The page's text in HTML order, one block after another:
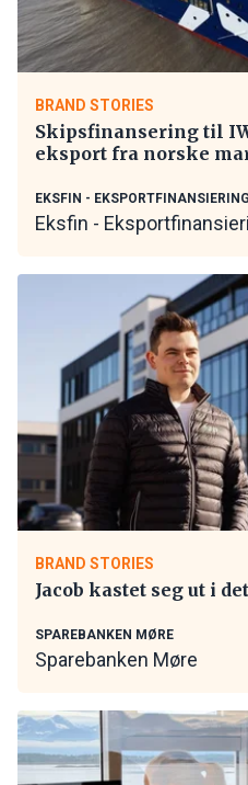
BRAND STORIES
Skipsfinansering til
eksport fra norske
EKSFIN -
Eksfin -
BRAND STORIES
Jacob kastet seg ut i
SPAREBANKEN MØRE
Sparebanken Møre